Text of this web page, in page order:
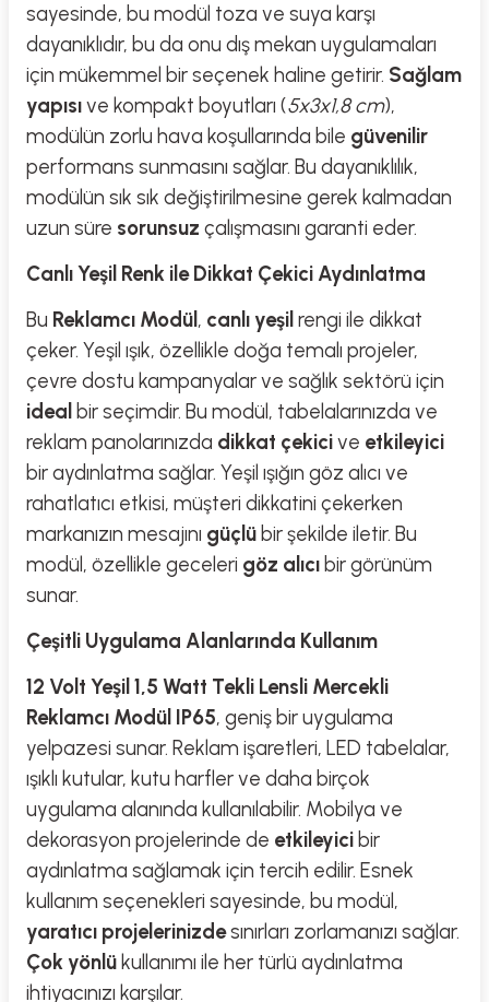
sayesinde, bu modül toza ve suya karşı
dayanıklıdır, bu da onu dış mekan uygulamaları
için mükemmel bir seçenek haline getirir. Sağlam
yapısıve kompakt boyutları (5x3x1,8 cm),
modülün zorlu hava koşullarında bile güvenilir
performans sunmasını sağlar. Bu dayanıklılık,
modülün sık sık değiştirilmesine gerek kalmadan
uzun süre sorunsuz çalışmasını garanti eder.
Canlı Yeşil Renk ile Dikkat Çekici Aydınlatma
Bu Reklamcı Modül , canlı yeşil rengi ile dikkat
çeker. Yeşil ışık, özellikle doğa temalı projeler,
çevre dostu kampanyalar ve sağlık sektörü için
ideal bir seçimdir. Bu modül, tabelalarınızda ve
reklam panolarınızda dikkat çekicive etkileyici
bir aydınlatma sağlar. Yeşil ışığın göz alıcı ve
rahatlatıcı etkisi, müşteri dikkatini çekerken
markanızın mesajını güçlü bir şekilde iletir. Bu
modül, özellikle geceleri göz alıcı bir görünüm
sunar.
Çeşitli Uygulama Alanlarında Kullanım
12 Volt Yeşil 1,5 Watt Tekli Lensli Mercekli
Reklamcı Modül IP65, geniş bir uygulama
yelpazesi sunar. Reklam işaretleri, LED tabelalar,
ışıklı kutular, kutu harfler ve daha birçok
uygulama alanında kullanılabilir. Mobilya ve
dekorasyon projelerinde de etkileyici bir
aydınlatma sağlamak için tercih edilir. Esnek
kullanım seçenekleri sayesinde, bu modül,
yaratıcı projelerinizdesınırları zorlamanızı sağlar.
Çok yönlükullanımı ile her türlü aydınlatma
ihtiyacınızı karşılar.